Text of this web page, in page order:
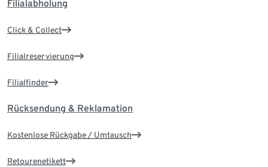
Filialabholung
Click & Collect
Filialreservierung
Filialfinder
Rücksendung & Reklamation
Kostenlose Rückgabe / Umtausch
Retourenetikett